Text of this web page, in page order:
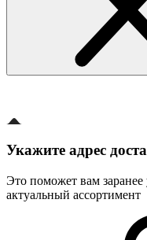
Укажите адрес
Это поможет вам заранее
актуальный ассортимент